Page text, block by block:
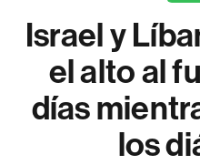
Israel y
el alto al
días
los